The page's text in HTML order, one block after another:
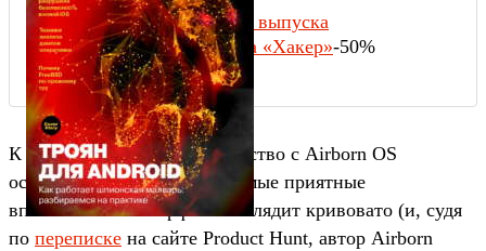
Содержание выпуска
Подписка на «Хакер»-50%
К сожалению, беглое знакомство с Airborn OS
оставляет сильные, но не самые приятные
впечатления. Интерфейс выглядит кривовато (и, судя
по переписке на сайте Product Hunt, автор Airborn